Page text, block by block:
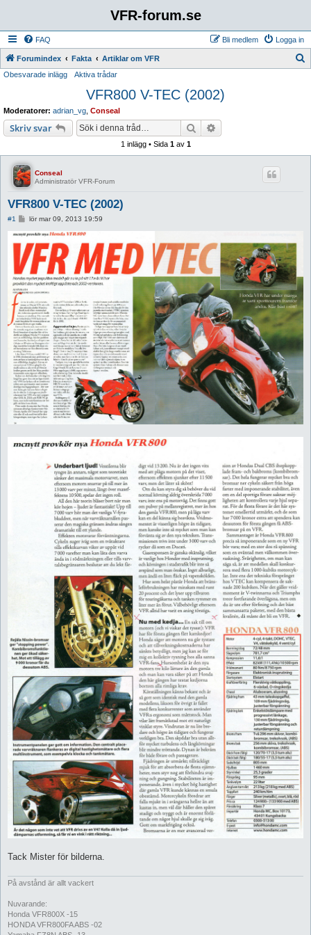
VFR-forum.se
FAQ Logga in
Bli medlem
Forumindex Fakta Artiklar om VFR
Obesvarade inlägg Aktiva trådar
VFR800 V-TEC (2002)
Moderatorer: adrian_vg Conseal
Skriv svar Sök
1 inlägg • Sida 1av 1
Conseal
Administratör VFR-Forum
VFR800 V-TEC (2002)
#1
l
ä
g
g
lör mar 09, 2013 19:59
Tack Mister för bilderna.
På avstånd är allt vackert
Nuvarande:
Honda VFR800X -15
HONDA VFR800FA ABS -02